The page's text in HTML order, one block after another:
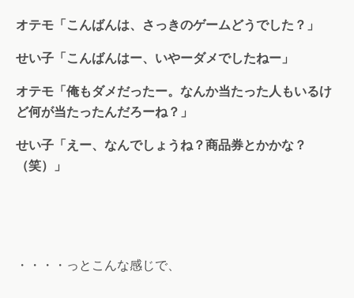
オテモ「こんばんは、さっきのゲームどうでした？」
せい子「こんばんはー、いやーダメでしたねー」
オテモ「俺もダメだったー。なんか当たった人もいるけ
ど何が当たったんだろーね？」
せい子「えー、なんでしょうね？商品券とかかな？
（笑）」
・・・・っとこんな感じで、